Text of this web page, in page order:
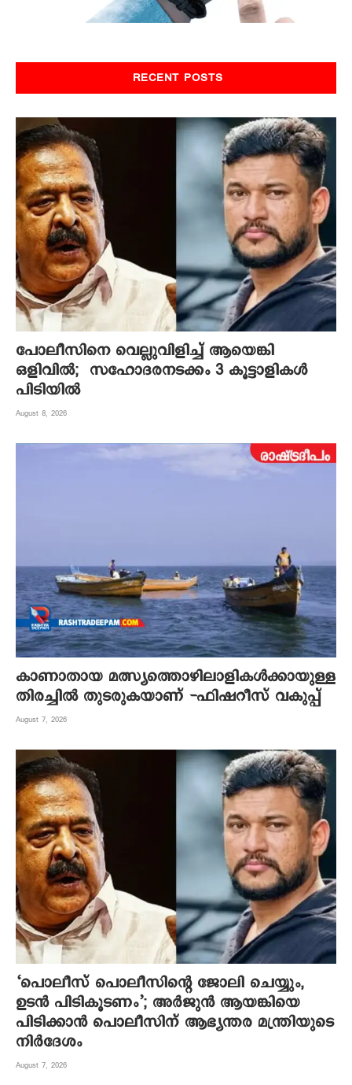
RECENT POSTS
പോലീസിനെ വെല്ലുവിളിച്ച് ആയെങ്കി
ഒളിവിൽ; സഹോദരനടക്കം 3 കൂട്ടാളികൾ
പിടിയിൽ
August 8, 2026
കാണാതായ മത്സ്യത്തൊഴിലാളികൾക്കായുള്ള
തിരച്ചിൽ തുടരുകയാണ് -ഫിഷറീസ് വകുപ്പ്
August 7, 2026
‘പൊലീസ് പൊലീസിന്റെ ജോലി ചെയ്യും,
ഉടന്‍ പിടികൂടണം’; അര്‍ജുന്‍ ആയങ്കിയെ
പിടിക്കാന്‍ പൊലീസിന് ആഭ്യന്തര മന്ത്രിയുടെ
നിര്‍ദേശം
August 7, 2026